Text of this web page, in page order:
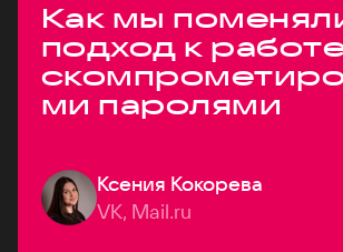
Как мы
подход к
ми паролями
Ксения Кокорева
VK, Mail.ru